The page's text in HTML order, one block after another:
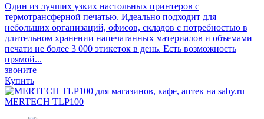
Один из лучших узких настольных принтеров с
термотрансферной печатью. Идеально подходит для
небольших организаций, офисов, складов с потребностью в
длительном хранении напечатанных материалов и объемами
печати не более 3 000 этикеток в день. Есть возможность
прямой...
звоните
Купить
MERTECH TLP100